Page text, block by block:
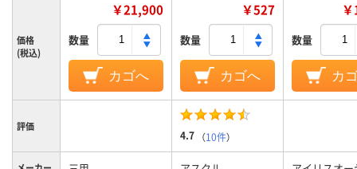
価格
(税込)
￥21,900
数量
カゴへ
￥527
数量
カゴへ
数量
カ
評価
4.7 （10件）